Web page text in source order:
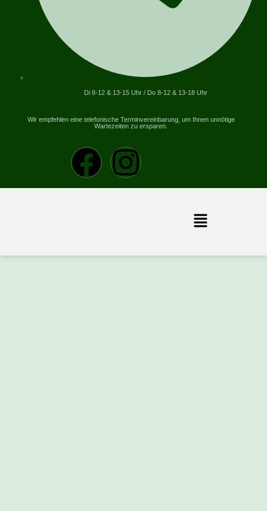
Di 8-12 & 13-15 Uhr / Do 8-12 & 13-18 Uhr
Wir empfehlen eine telefonische Terminvereinbarung, um Ihnen unnötige
Wartezeiten zu ersparen.